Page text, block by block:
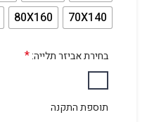
70X140
80X160
בחירת אביזר תלייה:*
תוספת התקנה